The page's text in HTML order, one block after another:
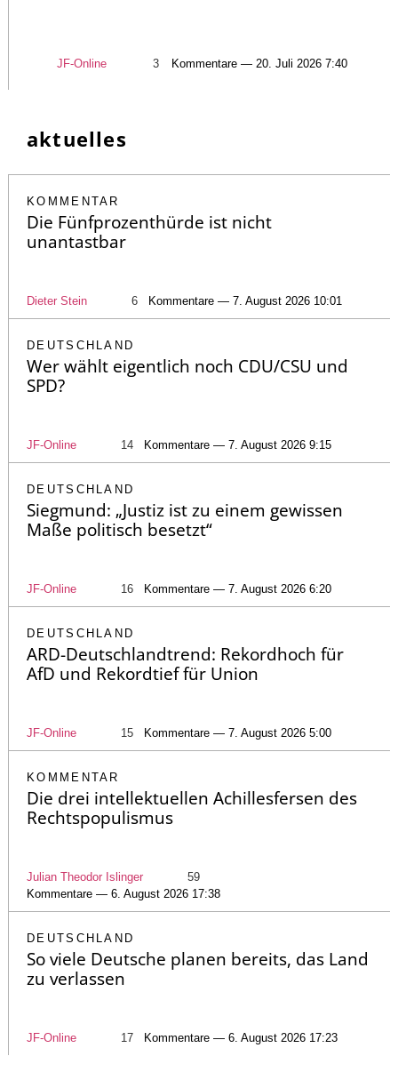
JF-Online 3 Kommentare — 20. Juli 2026 7:40
aktuelles
KOMMENTAR
Die Fünfprozenthürde ist nicht
unantastbar
Dieter Stein 6 Kommentare — 7. August 2026 10:01
DEUTSCHLAND
Wer wählt eigentlich noch CDU/CSU und
SPD?
JF-Online 14 Kommentare — 7. August 2026 9:15
DEUTSCHLAND
Siegmund: „Justiz ist zu einem gewissen
Maße politisch besetzt“
JF-Online 16 Kommentare — 7. August 2026 6:20
DEUTSCHLAND
ARD-Deutschlandtrend: Rekordhoch für
AfD und Rekordtief für Union
JF-Online 15 Kommentare — 7. August 2026 5:00
KOMMENTAR
Die drei intellektuellen Achillesfersen des
Rechtspopulismus
Julian Theodor Islinger
59
Kommentare — 6. August 2026 17:38
DEUTSCHLAND
So viele Deutsche planen bereits, das Land
zu verlassen
JF-Online 17 Kommentare — 6. August 2026 17:23